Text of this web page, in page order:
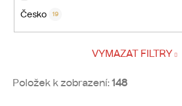
Česko 19
VYMAZAT FILTRY
Položek k zobrazení: 148